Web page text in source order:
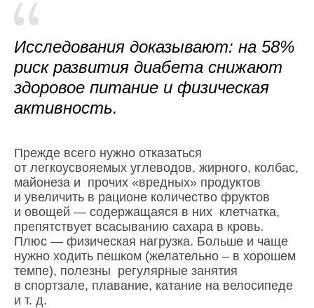
Исследования доказывают: на 58%
риск развития диабета снижают
здоровое питание и физическая
активность.
Прежде всего нужно отказаться
от легкоусвояемых углеводов, жирного, колбас,
майонеза и прочих «вредных» продуктов
и увеличить в рационе количество фруктов
и овощей — содержащаяся в них клетчатка,
препятствует всасыванию сахара в кровь.
Плюс — физическая нагрузка. Больше и чаще
нужно ходить пешком (желательно – в хорошем
темпе), полезны регулярные занятия
в спортзале, плавание, катание на велосипеде
и т. д.